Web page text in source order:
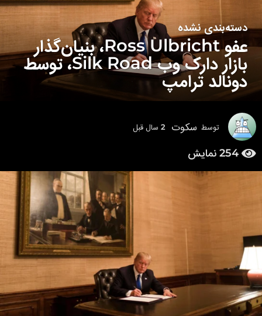
2
س
ا
ل
ق
ب
ل
2
س
ا
دسته‌بندی نشده
عفو Ross Ulbricht، بنیان‌گذار
بازار دارک وب Silk Road، توسط
دونالد ترامپ
توسط سکوت 2 سال قبل
ق
ب
254 نمایش